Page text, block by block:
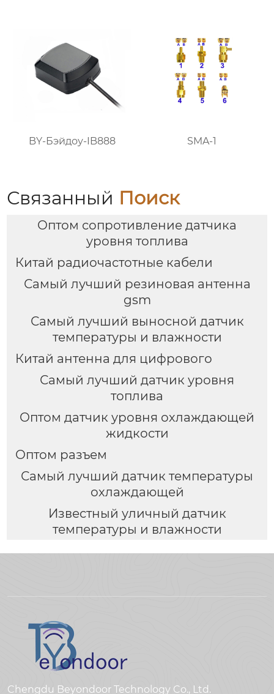
BY-Бэйдоу-IB888 SMA-1
Связанный Поиск
Оптом сопротивление датчика
уровня топлива
Китай радиочастотные кабели
Самый лучший резиновая антенна
gsm
Самый лучший выносной датчик
температуры и влажности
Китай антенна для цифрового
Самый лучший датчик уровня
топлива
Оптом датчик уровня охлаждающей
жидкости
Оптом разъем
Самый лучший датчик температуры
охлаждающей
Известный уличный датчик
температуры и влажности
Chengdu Beyondoor Technology Co., Ltd.